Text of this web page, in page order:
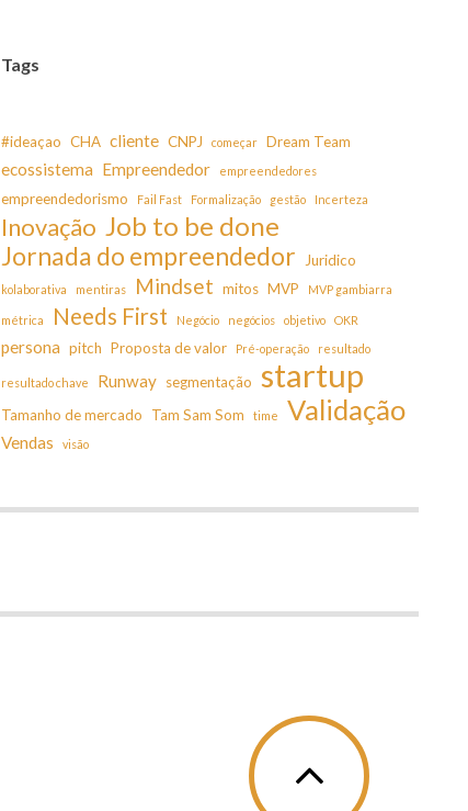
Tags
#ideaçao CHA cliente CNPJ começar Dream Team
ecossistema Empreendedor empreendedores
empreendedorismo Fail Fast Formalização gestão Incerteza
Inovação Job to be done
Jornada do empreendedor Juridico
kolaborativa mentiras Mindset mitos MVP MVP gambiarra
métrica Needs First Negócio negócios objetivo OKR
persona pitch Proposta de valor Pré-operação resultado
resultado chave Runway segmentação startup
Tamanho de mercado Tam Sam Som time Validação
Vendas visão